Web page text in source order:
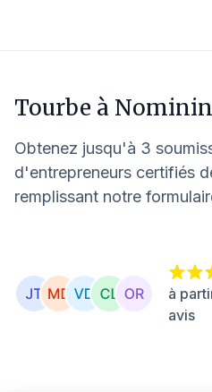
Tourbe à
Obtenez jusqu'à 3
d'entrepreneurs certifiés
remplissant notre
à
avis